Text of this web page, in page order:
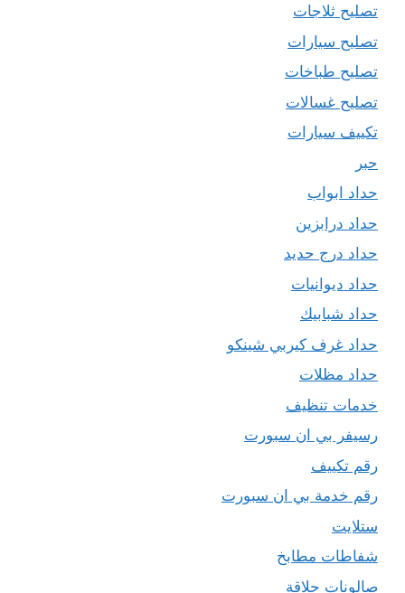
تصليح ثلاجات
تصليح سيارات
تصليح طباخات
تصليح غسالات
تكييف سيارات
حبر
حداد ابواب
حداد درابزين
حداد درج حديد
حداد ديوانيات
حداد شبابيك
حداد غرف كيربي شينكو
حداد مظلات
خدمات تنظيف
رسيفر بي ان سبورت
رقم تكييف
رقم خدمة بي ان سبورت
ستلايت
شفاطات مطابخ
صالونات حلاقة